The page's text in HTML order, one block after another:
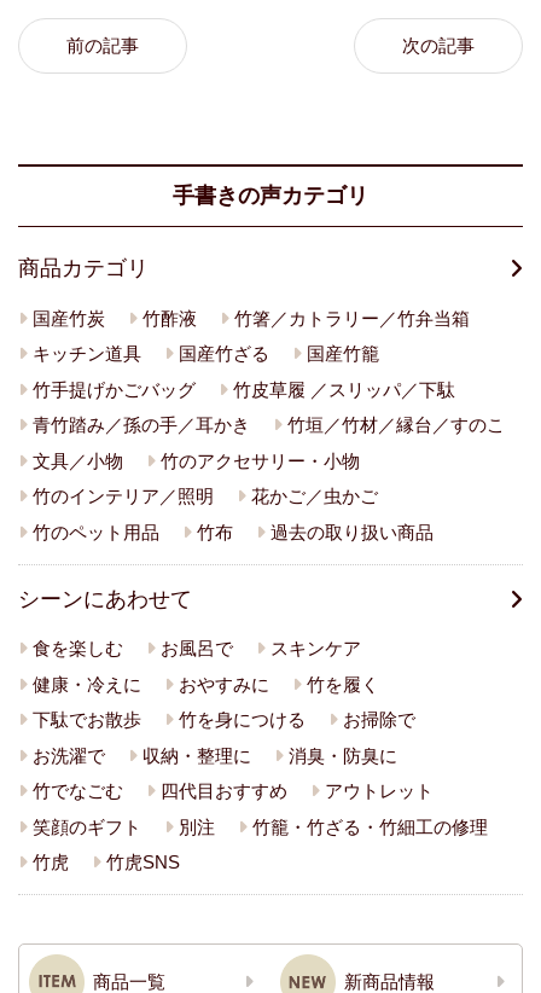
前の記事 次の記事
手書きの声カテゴリ
商品カテゴリ
国産竹炭 竹酢液
竹箸／カトラリー／竹弁当箱
キッチン道具
国産竹ざる
国産竹籠
竹手提げかごバッグ
竹皮草履 ／スリッパ／下駄
青竹踏み／孫の手／耳かき
竹垣／竹材／縁台／すのこ
文具／小物
竹のアクセサリー・小物
竹のインテリア／照明
花かご／虫かご
竹のペット用品
竹布 過去の取り扱い商品
シーンにあわせて
食を楽しむ お風呂で
スキンケア
健康・冷えに
おやすみに
竹を履く
下駄でお散歩
竹を身につける
お掃除で
お洗濯で
収納・整理に
消臭・防臭に
竹でなごむ
四代目おすすめ
アウトレット
笑顔のギフト
別注
竹籠・竹ざる・竹細工の修理
竹虎
竹虎SNS
商品一覧 新商品情報